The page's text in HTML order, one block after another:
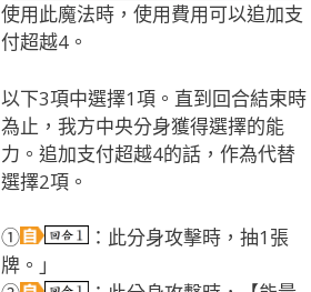
使用此魔法時，使用費用可以追加支
付超越4。
以下3項中選擇1項。直到回合結束時
為止，我方中央分身獲得選擇的能
力。追加支付超越4的話，作為代替
選擇2項。
①
：此分身攻擊時，抽1張
牌。」